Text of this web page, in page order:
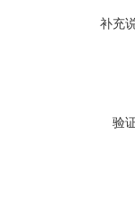
补充
验